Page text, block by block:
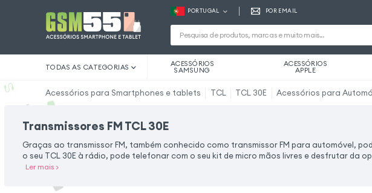
PORTUGAL POR EMAIL
TODAS AS CATEGORIAS ACESSÓRIOS
SAMSUNG
ACESSÓRIOS
APPLE
Acessórios para Smartphones e tablets TCL TCL 30E Acessórios para
Transmissores FM TCL 30E
Graças ao transmissor FM, também conhecido como transmissor FM para automóvel,
o seu TCL 30E à rádio, pode telefonar com o seu kit de micro mãos livres e desfrutar da
Ler mais>